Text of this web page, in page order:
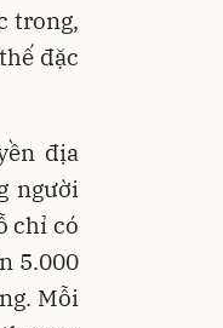
trong,
đặc
địa
người
chỉ có
5.000
Mỗi